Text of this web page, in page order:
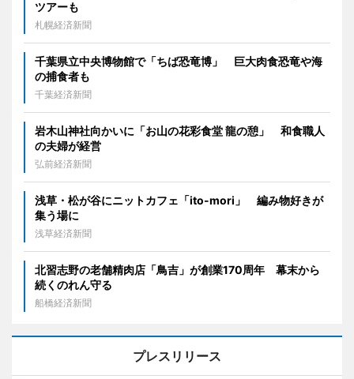
ツアーも
札幌経済新聞
千葉県立中央博物館で「ちば恐竜博」 巨大肉食恐竜や海
の捕食者も
千葉経済新聞
岩木山神社向かいに「お山の花彩食堂 龍の憩」 和食職人
の夫婦が経営
弘前経済新聞
浅草・松が谷にニットカフェ「ito-mori」 編み物好きが
集う場に
浅草経済新聞
北習志野の老舗精肉店「鳥吉」が創業170周年 幕末から
続くのれん守る
船橋経済新聞
プレスリリース